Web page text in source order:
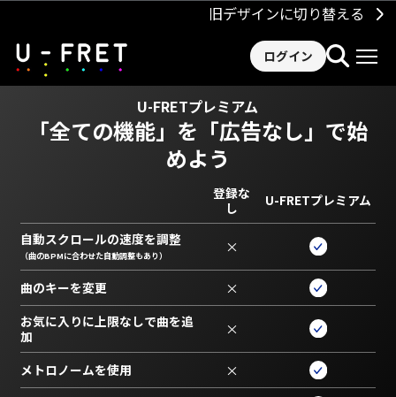
旧デザインに切り替える
ログイン
U-FRETプレミアム
「全ての機能」を 「広告なし」で始
めよう
登録な
し
U-FRETプレミアム
自動スクロールの速度を調整
（曲のBPMに合わせた自動調整もあり） ×
曲のキーを変更 ×
お気に入りに上限なしで曲を追
加
×
メトロノームを使用 ×